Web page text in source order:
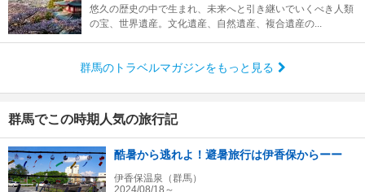
悠久の歴史の中で生まれ、未来へと引き継いでいくべき人類
の宝、世界遺産。文化遺産、自然遺産、複合遺産の...
群馬のトラベルマガジンをもっと見る
群馬でこの時期人気の旅行記
酷暑から逃れよ！避暑旅行は伊香保からーー
伊香保温泉（群馬）
2024/08/18～